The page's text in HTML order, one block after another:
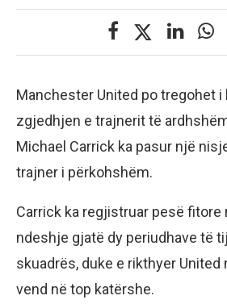
Manchester United po tregohet
zgjedhjen e trajnerit të
Michael Carrick ka pasur një
trajner i përkohshëm.
Carrick ka regjistruar pesë fitore
ndeshje gjatë dy periudhave të
skuadrës, duke e rikthyer United
vend në top katërshe.